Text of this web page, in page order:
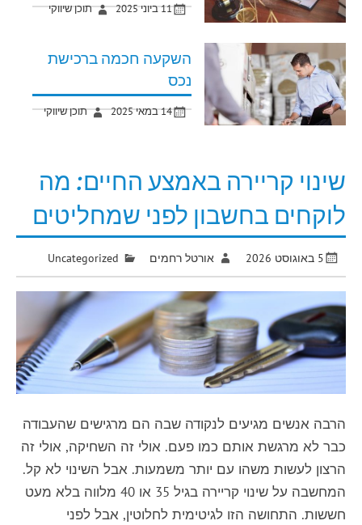
11 ביוני 2025 תוכן שיווקי
השקעה חכמה ברכישת
נכס
14 במאי 2025 תוכן שיווקי
שינוי קריירה באמצע החיים: מה
לוקחים בחשבון לפני שמחליטים
5 באוגוסט 2026 אורטל רחמים Uncategorized
הרבה אנשים מגיעים לנקודה שבה הם מרגישים שהעבודה
כבר לא מרגשת אותם כמו פעם. אולי זה השחיקה, אולי זה
הרצון לעשות משהו עם יותר משמעות. אבל השינוי לא קל.
המחשבה על שינוי קריירה בגיל 35 או 40 מלווה בלא מעט
חששות. התחושה הזו לגיטימית לחלוטין, אבל לפני